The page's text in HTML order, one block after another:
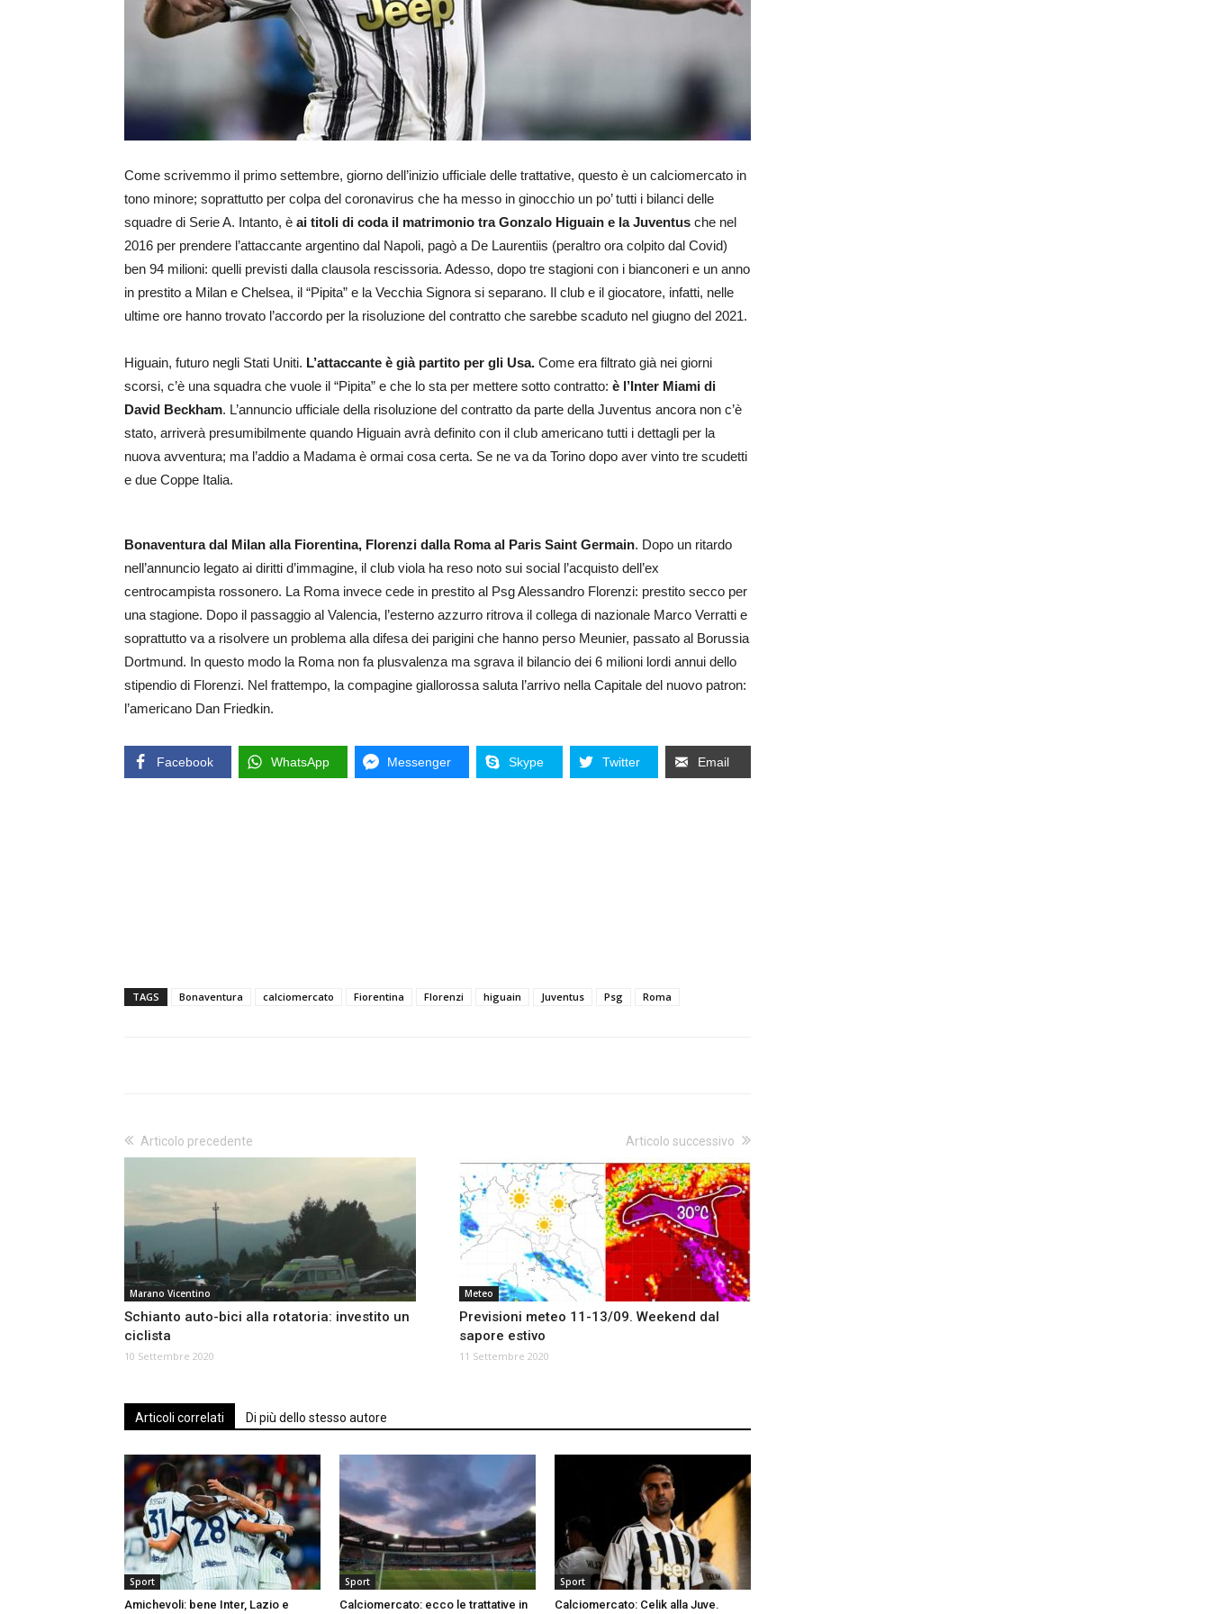
Come scrivemmo il primo settembre, giorno dell’inizio ufficiale delle trattative, questo è un calciomercato in
tono minore; soprattutto per colpa del coronavirus che ha messo in ginocchio un po’ tutti i bilanci delle
squadre di Serie A. Intanto, è ai titoli di coda il matrimonio tra Gonzalo Higuain e la Juventus che nel
2016 per prendere l’attaccante argentino dal Napoli, pagò a De Laurentiis (peraltro ora colpito dal Covid)
ben 94 milioni: quelli previsti dalla clausola rescissoria. Adesso, dopo tre stagioni con i bianconeri e un anno
in prestito a Milan e Chelsea, il “Pipita” e la Vecchia Signora si separano. Il club e il giocatore, infatti, nelle
ultime ore hanno trovato l’accordo per la risoluzione del contratto che sarebbe scaduto nel giugno del 2021.
Higuain, futuro negli Stati Uniti. L’attaccante è già partito per gli Usa. Come era filtrato già nei giorni
scorsi, c’è una squadra che vuole il “Pipita” e che lo sta per mettere sotto contratto: è l’Inter Miami di
David Beckham. L’annuncio ufficiale della risoluzione del contratto da parte della Juventus ancora non c’è
stato, arriverà presumibilmente quando Higuain avrà definito con il club americano tutti i dettagli per la
nuova avventura; ma l’addio a Madama è ormai cosa certa. Se ne va da Torino dopo aver vinto tre scudetti
e due Coppe Italia.
Bonaventura dal Milan alla Fiorentina, Florenzi dalla Roma al Paris Saint Germain. Dopo un ritardo
nell’annuncio legato ai diritti d’immagine, il club viola ha reso noto sui social l’acquisto dell’ex
centrocampista rossonero. La Roma invece cede in prestito al Psg Alessandro Florenzi: prestito secco per
una stagione. Dopo il passaggio al Valencia, l’esterno azzurro ritrova il collega di nazionale Marco Verratti e
soprattutto va a risolvere un problema alla difesa dei parigini che hanno perso Meunier, passato al Borussia
Dortmund. In questo modo la Roma non fa plusvalenza ma sgrava il bilancio dei 6 milioni lordi annui dello
stipendio di Florenzi. Nel frattempo, la compagine giallorossa saluta l’arrivo nella Capitale del nuovo patron:
l’americano Dan Friedkin.
Facebook WhatsApp Messenger Skype Twitter Email
TAGS Bonaventura calciomercato Fiorentina Florenzi higuain Juventus Psg Roma
Articolo precedente
Marano Vicentino
Schianto auto-bici alla rotatoria: investito un
ciclista
10 Settembre 2020
Articolo successivo
Meteo
Previsioni meteo 11-13/09. Weekend dal
sapore estivo
11 Settembre 2020
Articoli correlati Di più dello stesso autore
Sport
Amichevoli: bene Inter, Lazio e
Sport
Calciomercato: ecco le trattative in
Sport
Calciomercato: Celik alla Juve.